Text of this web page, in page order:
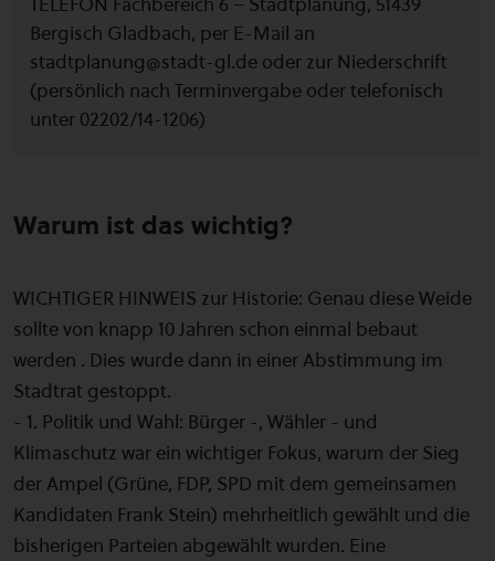
Bergisch Gladbach, per E-Mail an
stadtplanung@stadt-gl.de oder zur Niederschrift
(persönlich nach Terminvergabe oder telefonisch
unter 02202/14-1206)
Warum ist das wichtig?
WICHTIGER HINWEIS zur Historie: Genau diese Weide
sollte von knapp 10 Jahren schon einmal bebaut
werden . Dies wurde dann in einer Abstimmung im
Stadtrat gestoppt.
- 1. Politik und Wahl: Bürger -, Wähler - und
Klimaschutz war ein wichtiger Fokus, warum der Sieg
der Ampel (Grüne, FDP, SPD mit dem gemeinsamen
Kandidaten Frank Stein) mehrheitlich gewählt und die
bisherigen Parteien abgewählt wurden. Eine